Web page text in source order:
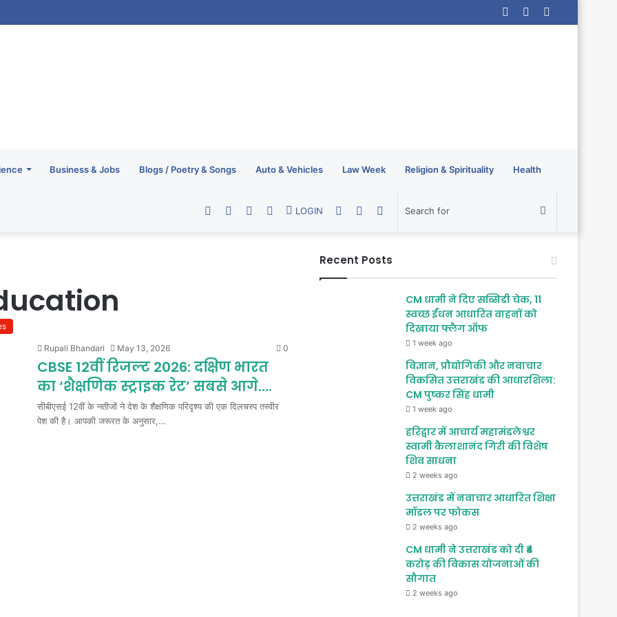
Random
Log
Business & Jobs Blogs / Poetry & Songs Auto & Vehicles Law Week Religion & Spirituality Health
Switch
Sidebar
Random
LOGIN
RSS
YouTube
Twitter
Facebook
Rupali Bhandari May 13, 2026 0
CBSE 12वीं रिजल्ट 2026: दक्षिण भारत
का ‘शैक्षणिक स्ट्राइक रेट’ सबसे आगे….
सीबीएसई 12वीं के नतीजों ने देश के शैक्षणिक परिदृश्य की एक दिलचस्प तस्वीर
पेश की है। आपकी जरूरत के अनुसार,…
Recent Posts
CM धामी ने दिए सब्सिडी चेक, 11
स्वच्छ ईंधन आधारित वाहनों को
दिखाया फ्लैग ऑफ
1 week ago
विज्ञान, प्रौद्योगिकी और नवाचार
विकसित उत्तराखंड की आधारशिला:
CM पुष्कर सिंह धामी
1 week ago
हरिद्वार में आचार्य महामंडलेश्वर
स्वामी कैलाशानंद गिरी की विशेष
शिव साधना
2 weeks ago
उत्तराखंड में नवाचार आधारित शिक्षा
मॉडल पर फोकस
2 weeks ago
CM धामी ने उत्तराखंड को दी ₹4
करोड़ की विकास योजनाओं की
सौगात
2 weeks ago